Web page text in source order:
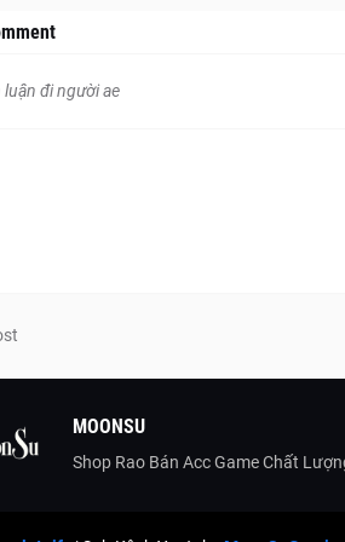
luận đi người ae
MOONSU
Shop Rao Bán Acc Game Chất